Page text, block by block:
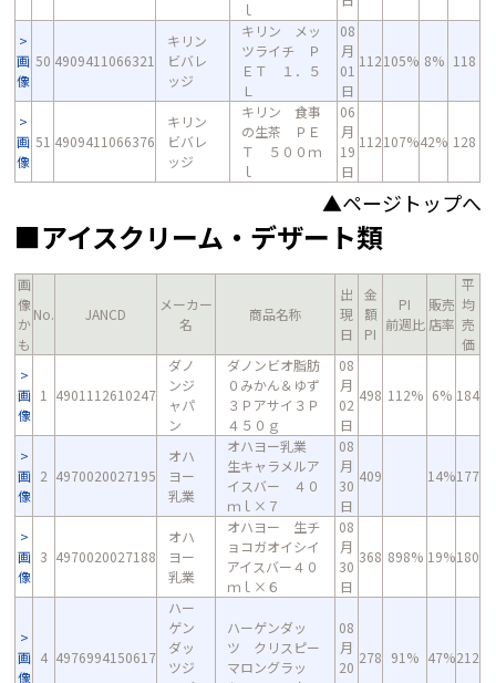
ｌ
画
像
50 4909411066321
キリン
ビバレ
ッジ
キリン メッ
ツライチ Ｐ
ＥＴ １．５
Ｌ
08
月
01
日
112105% 8% 118
画
像
51 4909411066376
キリン
ビバレ
ッジ
キリン 食事
の生茶 ＰＥ
Ｔ ５００ｍ
ｌ
06
月
19
日
112107%42% 128
▲ページトップへ
■アイスクリーム・デザート類
画
像
か
も
No. JANCD
メーカー
名
商品名称
出
現
日
金
額
PI
PI
前週比
販売
店率
平
均
売
価
画
像
1 4901112610247
ダノ
ンジ
ャパ
ン
ダノンビオ脂肪
０みかん＆ゆず
３Ｐアサイ３Ｐ
４５０ｇ
08
月
02
日
498 112% 6% 184
画
像
2 4970020027195
オハ
ヨー
乳業
オハヨー乳業
生キャラメルア
イスバー ４０
ｍｌ×７
08
月
30
日
409 14%177
画
像
3 4970020027188
オハ
ヨー
乳業
オハヨー 生チ
ョコガオイシイ
アイスバー４０
ｍｌ×６
08
月
30
日
368 898% 19%180
画
像
4 4976994150617
ハー
ゲン
ダッ
ツジ
ハーゲンダッ
ツ クリスピー
マロングラッ
08
月
20
278 91% 47%212